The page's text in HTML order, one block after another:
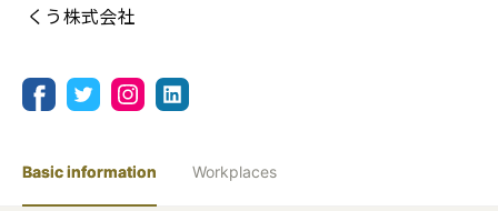
くう株式会社
Basic information Workplaces